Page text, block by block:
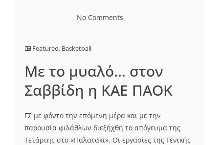
No Comments
Featured, Basketball
Με το μυαλό… στον
Σαββίδη η ΚΑΕ ΠΑΟΚ
ΓΣ με φόντο την επόμενη μέρα και με την
παρουσία φιλάθλων διεξήχθη το απόγευμα της
Τετάρτης στο «Παλατάκι». Οι εργασίες της Γενικής